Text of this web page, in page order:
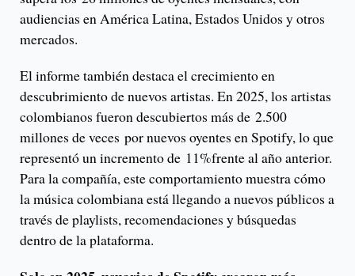
audiencias en América Latina, Estados Unidos y otros
mercados.
El informe también destaca el crecimiento en
descubrimiento de nuevos artistas. En 2025, los artistas
colombianos fueron descubiertos más de 2.500
millones de veces por nuevos oyentes en Spotify, lo que
representó un incremento de 11%frente al año anterior.
Para la compañía, este comportamiento muestra cómo
la música colombiana está llegando a nuevos públicos a
través de playlists, recomendaciones y búsquedas
dentro de la plataforma.